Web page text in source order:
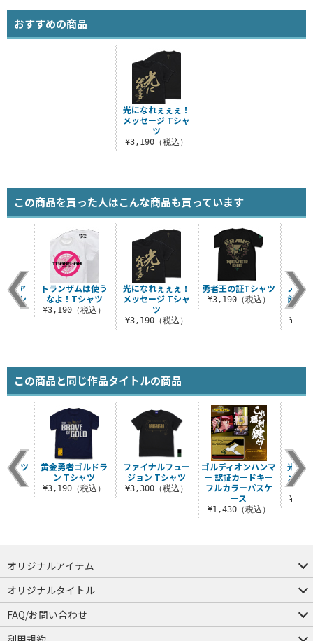
おすすめの商品
光になれぇぇぇ！
メッセージ Tシャ
ツ
¥3,190（税込）
この商品を買った人はこんな商品も買っています
光になれぇぇぇ！
メッセージ Tシャ
ツ
¥3,190（税込）
勇者王の証Tシャツ
¥3,190（税込）
ノッ
能寺
シア
Tシ
トランザムは使う
なよ！Tシャツ
¥3,190（税込）
この商品と同じ作品タイトルの商品
ファイナルフュー
ジョン Tシャツ
¥3,300（税込）
ゴルディオンハンマ
ー 認証カードキー
フルカラーパスケ
ース
¥1,430（税込）
光に
メッ
シャツ
込）
黄金勇者ゴルドラ
ン Tシャツ
¥3,190（税込）
オリジナルアイテム
つままれ
つかまれ
ピョコッテ
オリジナルタイトル
アイテムヤ
ミスカトニック大學購買部
FAQ/お問い合わせ
FAQ
お問い合わせ